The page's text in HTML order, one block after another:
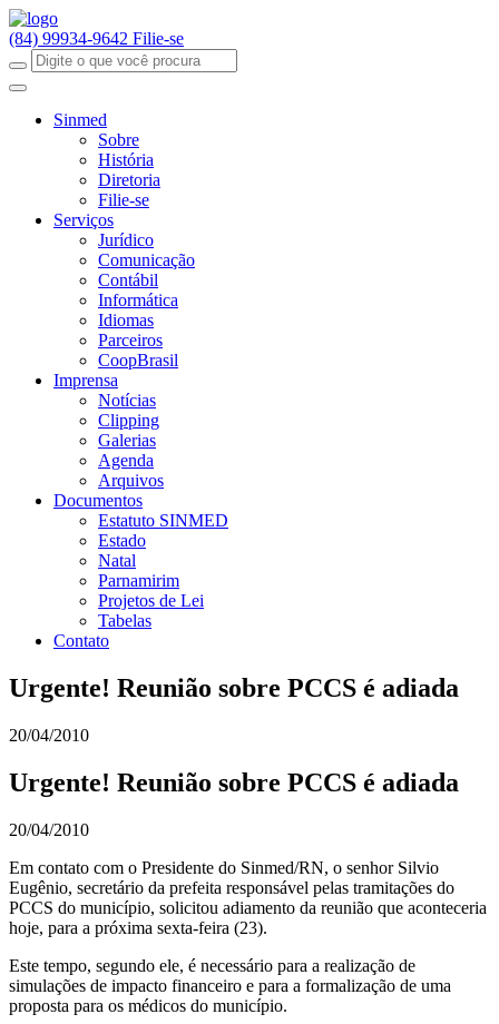
(84) 99934-9642 Filie-se
Sinmed
Sobre
História
Diretoria
Filie-se
Serviços
Jurídico
Comunicação
Contábil
Informática
Idiomas
Parceiros
CoopBrasil
Imprensa
Notícias
Clipping
Galerias
Agenda
Arquivos
Documentos
Estatuto SINMED
Estado
Natal
Parnamirim
Projetos de Lei
Tabelas
Contato
Urgente! Reunião sobre PCCS é adiada
20/04/2010
Urgente! Reunião sobre PCCS é adiada
20/04/2010
Em contato com o Presidente do Sinmed/RN, o senhor Silvio
Eugênio, secretário da prefeita responsável pelas tramitações do
PCCS do município, solicitou adiamento da reunião que aconteceria
hoje, para a próxima sexta-feira (23).
Este tempo, segundo ele, é necessário para a realização de
simulações de impacto financeiro e para a formalização de uma
proposta para os médicos do município.